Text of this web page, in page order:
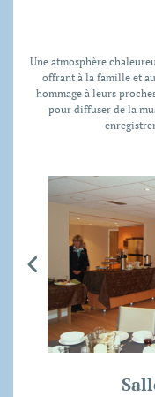
Une atmosphère
offrant à la famille et
hommage à leurs
pour diffuser de la